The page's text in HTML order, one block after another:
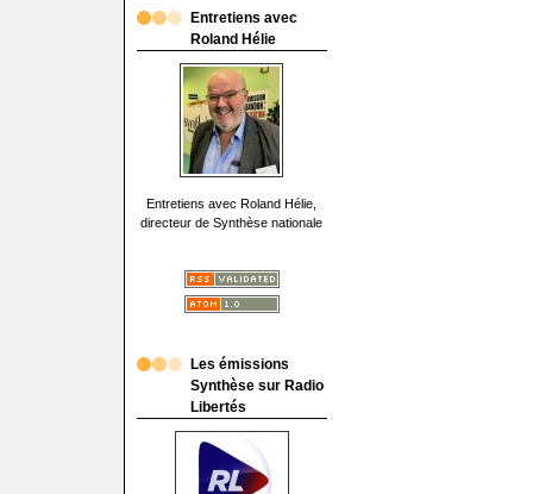
Entretiens avec
Roland Hélie
Entretiens avec Roland Hélie,
directeur de Synthèse nationale
Les émissions
Synthèse sur Radio
Libertés